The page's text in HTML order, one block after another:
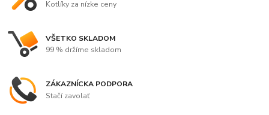
Kotlíky za nízke ceny
VŠETKO SKLADOM
99 % držíme skladom
ZÁKAZNÍCKA PODPORA
Stačí zavolať